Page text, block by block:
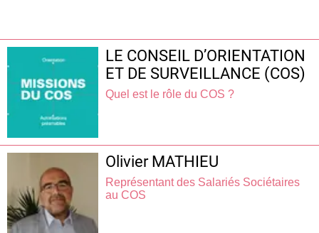
LE CONSEIL D’ORIENTATION
ET DE SURVEILLANCE (COS)
Quel est le rôle du COS ?
Olivier MATHIEU
Représentant des Salariés Sociétaires
au COS